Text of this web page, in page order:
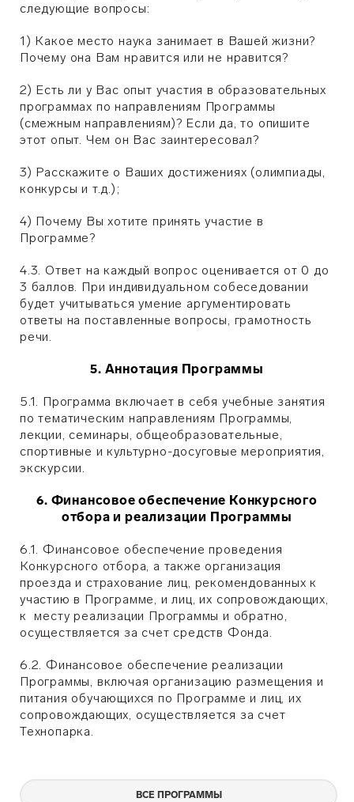
следующие вопросы:
1) Какое место наука занимает в Вашей жизни?
Почему она Вам нравится или не нравится?
2) Есть ли у Вас опыт участия в образовательных
программах по направлениям Программы
(смежным направлениям)? Если да, то опишите
этот опыт. Чем он Вас заинтересовал?
3) Расскажите о Ваших достижениях (олимпиады,
конкурсы и т.д.);
4) Почему Вы хотите принять участие в
Программе?
4.3. Ответ на каждый вопрос оценивается от 0 до
3 баллов. При индивидуальном собеседовании
будет учитываться умение аргументировать
ответы на поставленные вопросы, грамотность
речи.
5. Аннотация Программы
5.1. Программа включает в себя учебные занятия
по тематическим направлениям Программы,
лекции, семинары, общеобразовательные,
спортивные и культурно-досуговые мероприятия,
экскурсии.
6. Финансовое обеспечение Конкурсного
отбора и реализации Программы
6.1. Финансовое обеспечение проведения
Конкурсного отбора, а также организация
проезда и страхование лиц, рекомендованных к
участию в Программе, и лиц, их сопровождающих,
к месту реализации Программы и обратно,
осуществляется за счет средств Фонда.
6.2. Финансовое обеспечение реализации
Программы, включая организацию размещения и
питания обучающихся по Программе и лиц, их
сопровождающих, осуществляется за счет
Технопарка.
ВСЕ ПРОГРАММЫ